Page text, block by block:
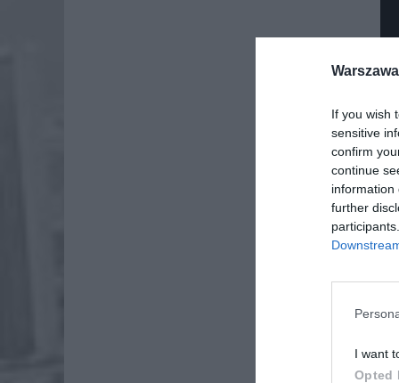
If you wish
sensitive
confirm
continue
information
further
I want
Opted